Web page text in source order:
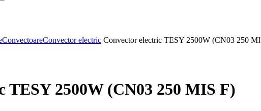
ConvectoareConvector electric Convector electric TESY 2500W (CN03 250
TESY 2500W (CN03 250 MIS F)